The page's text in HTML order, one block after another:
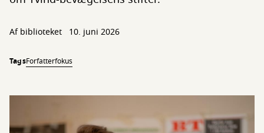
Af biblioteket 10. juni 2026
TagsForfatterfokus